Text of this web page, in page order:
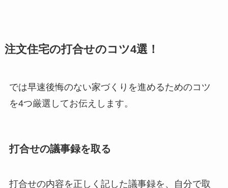
注文住宅の打合せのコツ4選！
では早速後悔のない家づくりを進めるためのコツ
を4つ厳選してお伝えします。
打合せの議事録を取る
打合せの内容を正しく記した議事録を、自分で取